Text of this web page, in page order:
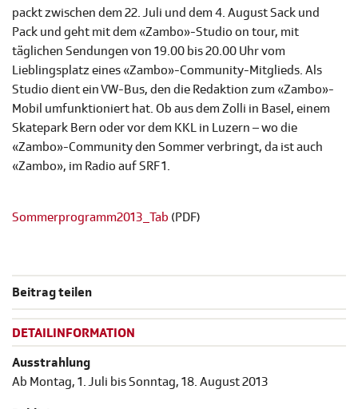
packt zwischen dem 22. Juli und dem 4. August Sack und
Pack und geht mit dem «Zambo»-Studio on tour, mit
täglichen Sendungen von 19.00 bis 20.00 Uhr vom
Lieblingsplatz eines «Zambo»-Community-Mitglieds. Als
Studio dient ein VW-Bus, den die Redaktion zum «Zambo»-
Mobil umfunktioniert hat. Ob aus dem Zolli in Basel, einem
Skatepark Bern oder vor dem KKL in Luzern – wo die
«Zambo»-Community den Sommer verbringt, da ist auch
«Zambo», im Radio auf SRF 1.
Sommerprogramm2013_Tab (PDF)
Beitrag teilen
DETAILINFORMATION
Ausstrahlung
Ab Montag, 1. Juli bis Sonntag, 18. August 2013